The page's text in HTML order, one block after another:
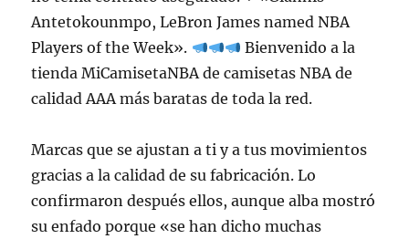
Antetokounmpo, LeBron James named NBA
Players of the Week».
Bienvenido a la
tienda MiCamisetaNBA de camisetas NBA de
calidad AAA más baratas de toda la red.
Marcas que se ajustan a ti y a tus movimientos
gracias a la calidad de su fabricación. Lo
confirmaron después ellos, aunque alba mostró
su enfado porque «se han dicho muchas